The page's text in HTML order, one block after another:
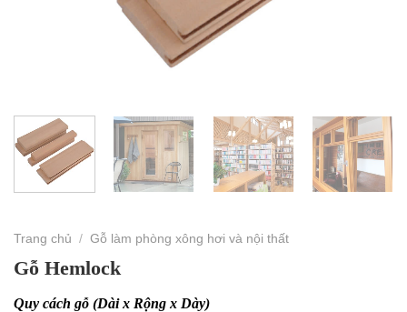
Trang chủ / Gỗ làm phòng xông hơi và nội thất
Gỗ Hemlock
Quy cách gỗ (Dài x Rộng x Dày)